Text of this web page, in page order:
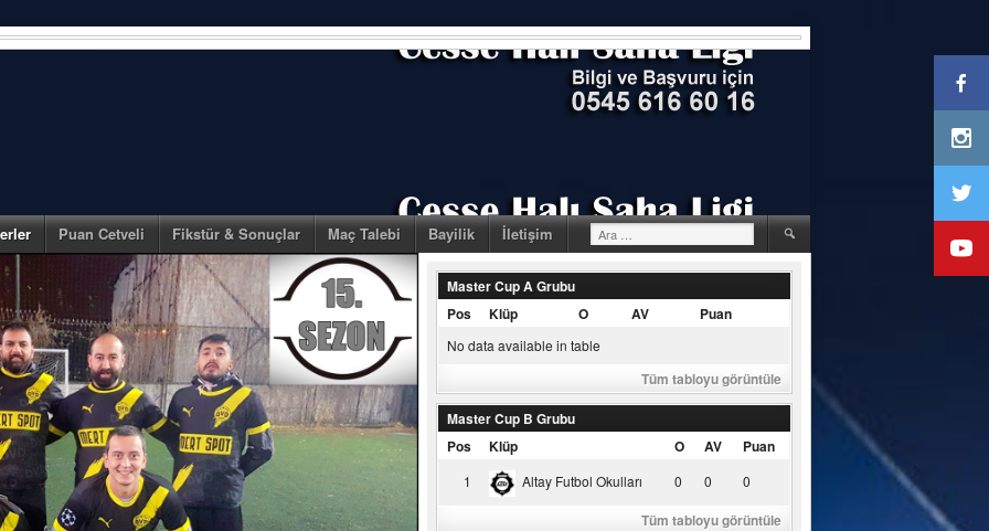
Puan Cetveli Fikstür & Sonuçlar Maç Talebi Bayilik İletişim Arama:
Master Cup A Grubu
Pos
Klüp O AV Puan
No data available in table
Tüm tabloyu görüntüle
Master Cup B Grubu
Pos
Klüp O AV Puan
1 Altay Futbol Okulları 0 0 0
Tüm tabloyu görüntüle